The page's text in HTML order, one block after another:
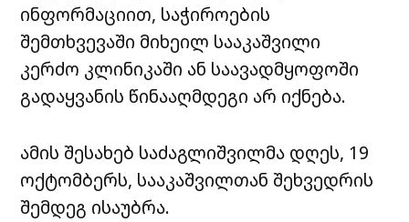
ინფორმაციით, საჭიროების
შემთხვევაში მიხეილ სააკაშვილი
კერძო კლინიკაში ან საავადმყოფოში
გადაყვანის წინააღმდეგი არ იქნება.
ამის შესახებ საძაგლიშვილმა დღეს, 19
ოქტომბერს, სააკაშვილთან შეხვედრის
შემდეგ ისაუბრა.